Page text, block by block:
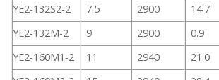
YE2-132S2-2
7.5 2900 14.7
YE2-132M-2
9 2900 0.9
YE2-160M1-2
11 2940 21.0